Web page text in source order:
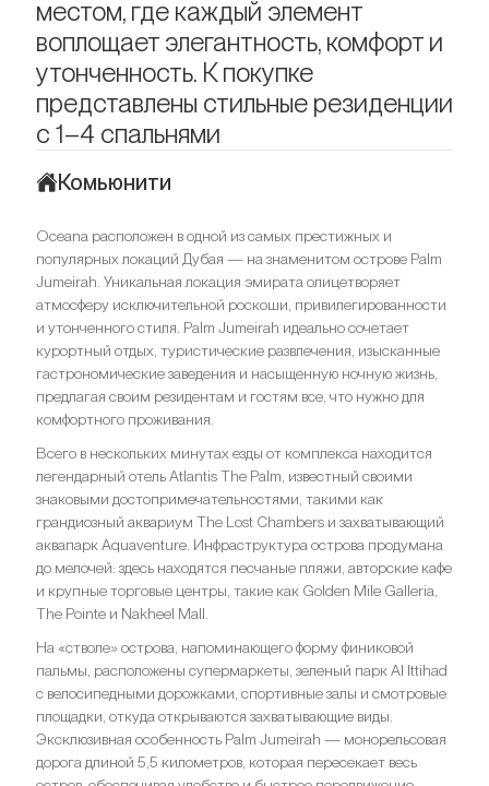
местом, где каждый элемент
воплощает элегантность, комфорт и
утонченность. К покупке
представлены стильные резиденции
с 1–4 спальнями
Комьюнити
Oceana расположен в одной из самых престижных и
популярных локаций Дубая — на знаменитом острове Palm
Jumeirah. Уникальная локация эмирата олицетворяет
атмосферу исключительной роскоши, привилегированности
и утонченного стиля. Palm Jumeirah идеально сочетает
курортный отдых, туристические развлечения, изысканные
гастрономические заведения и насыщенную ночную жизнь,
предлагая своим резидентам и гостям все, что нужно для
комфортного проживания.
Всего в нескольких минутах езды от комплекса находится
легендарный отель Atlantis The Palm, известный своими
знаковыми достопримечательностями, такими как
грандиозный аквариум The Lost Chambers и захватывающий
аквапарк Aquaventure. Инфраструктура острова продумана
до мелочей: здесь находятся песчаные пляжи, авторские кафе
и крупные торговые центры, такие как Golden Mile Galleria,
The Pointe и Nakheel Mall.
На «стволе» острова, напоминающего форму финиковой
пальмы, расположены супермаркеты, зеленый парк Al Ittihad
с велосипедными дорожками, спортивные залы и смотровые
площадки, откуда открываются захватывающие виды.
Эксклюзивная особенность Palm Jumeirah — монорельсовая
дорога длиной 5,5 километров, которая пересекает весь